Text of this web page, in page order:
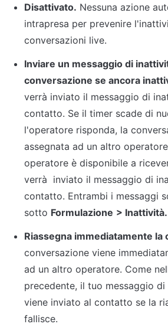
Disattivato. Nessuna azione
intrapresa per prevenire
conversazioni live.
Inviare un messaggio di
conversazione se ancora
verrà inviato il messaggio di
contatto. Se il timer scade di
l'operatore risponda, la
assegnata ad un altro
operatore è disponibile a
verrà  inviato il messaggio di
contatto. Entrambi i messaggi
sotto Formulazione > Inattività.
Riassegna immediatamente la
conversazione viene
ad un altro operatore. Come
precedente, il tuo messaggio
viene inviato al contatto se la